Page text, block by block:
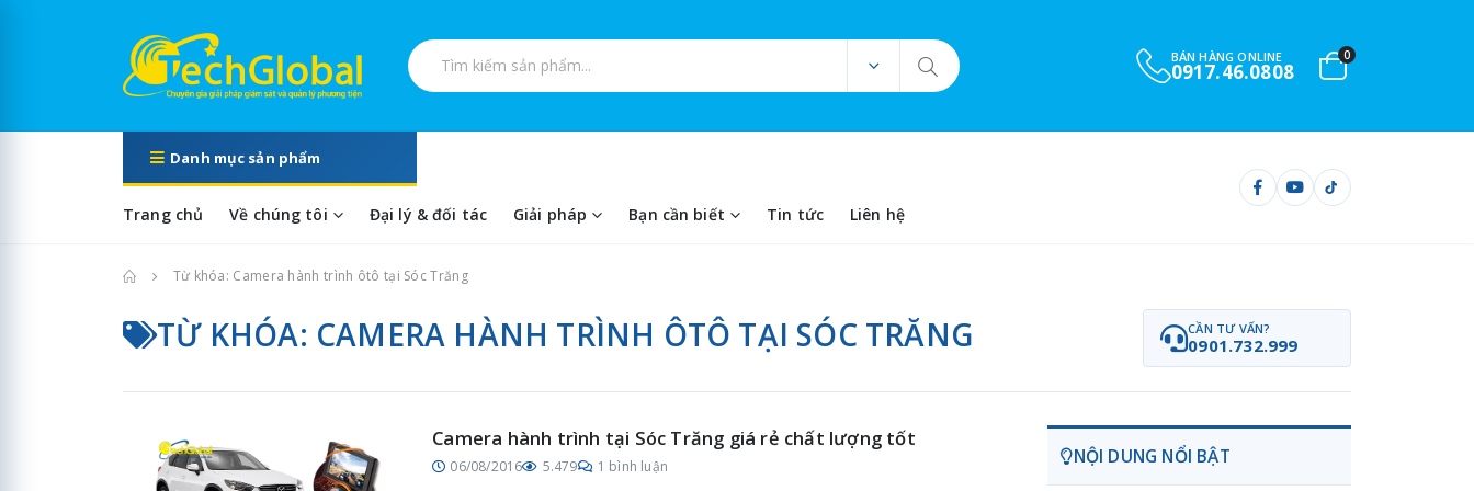
Tìm kiếm sản phẩm
BÁN HÀNG ONLINE
0917.46.0808
0
Danh mục sản phẩm
Trang chủ Về chúng tôi Đại lý & đối tác Giải pháp Bạn cần biết Tin tức Liên hệ
Trang chủTừ khóa: Camera hành trình ôtô tại Sóc Trăng
TỪ KHÓA: CAMERA HÀNH TRÌNH ÔTÔ TẠI SÓC TRĂNG CẦN TƯ VẤN?
0901.732.999
Camera hành trình tại Sóc Trăng giá rẻ chất lượng tốt
06/08/2016 5.479 1 bình luận NỘI DUNG NỔI BẬT